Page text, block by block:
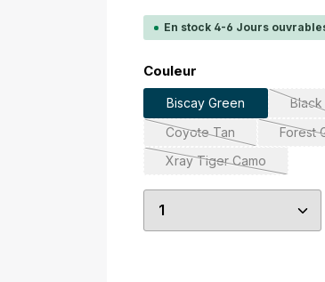
En stock 4-6 Jours
Sélectionnez
Couleur
Biscay Green Black
Coyote Tan
(Cette option n'est pas
Forest
Xray Tiger Camo
(Cette option n'est
Quantité de